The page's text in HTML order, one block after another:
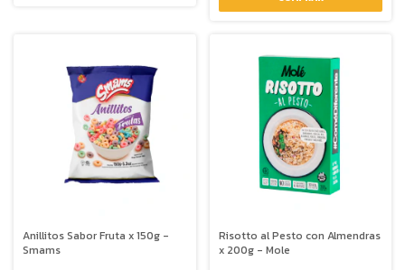
Anillitos Sabor Fruta x 150g -
Smams
Risotto al Pesto con Almendras
x 200g - Mole